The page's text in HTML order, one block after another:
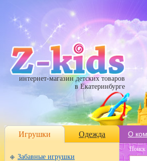
интернет-магазин детских товаров
в Екатеринбурге
Игрушки Одежда О
Забавные игрушки
Поиск